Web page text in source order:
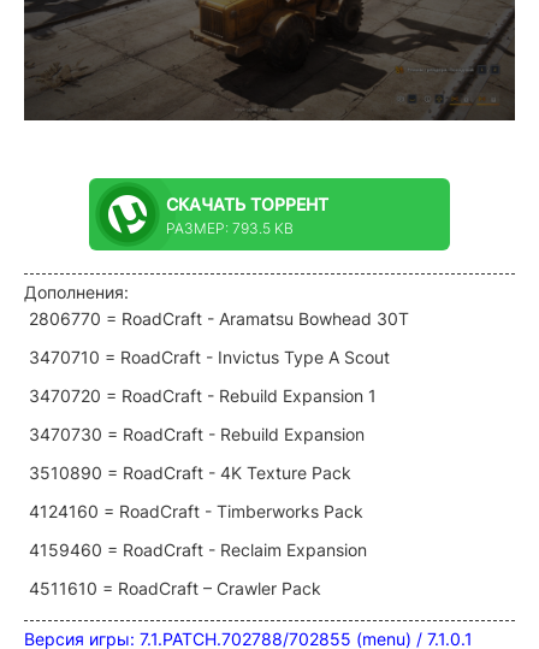
СКАЧАТЬ ТОРРЕНТ
РАЗМЕР: 793.5 KB
Дополнения:
2806770 = RoadCraft - Aramatsu Bowhead 30T
3470710 = RoadCraft - Invictus Type A Scout
3470720 = RoadCraft - Rebuild Expansion 1
3470730 = RoadCraft - Rebuild Expansion
3510890 = RoadCraft - 4K Texture Pack
4124160 = RoadCraft - Timberworks Pack
4159460 = RoadCraft - Reclaim Expansion
4511610 = RoadCraft – Crawler Pack
Версия игры: 7.1.PATCH.702788/702855 (menu) / 7.1.0.1